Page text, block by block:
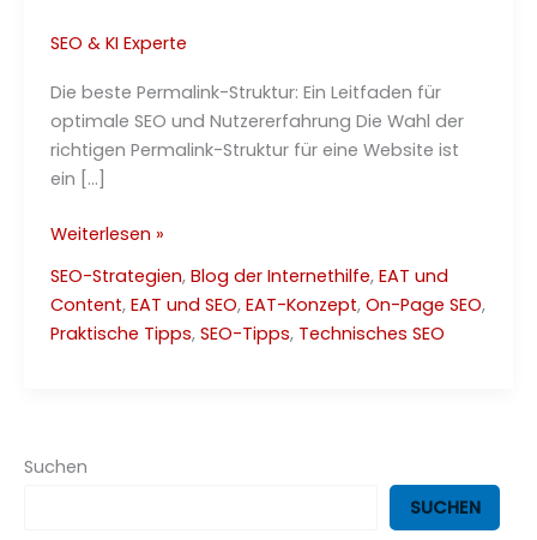
SEO & KI Experte
Die beste Permalink-Struktur: Ein Leitfaden für
optimale SEO und Nutzererfahrung Die Wahl der
richtigen Permalink-Struktur für eine Website ist
ein […]
Die
Permalink-
Struktur
–
Weiterlesen »
SEO-Strategien, Blog der Internethilfe, EAT und
Content, EAT und SEO, EAT-Konzept, On-Page SEO,
Praktische Tipps, SEO-Tipps, Technisches SEO
Suchen
SUCHEN